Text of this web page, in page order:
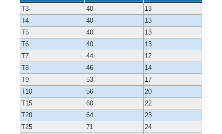
T3 40
13
T4
40
13
T5
40
13
T6
40
13
T7
44
12
T8
46
14
T9
53
17
T10
56
20
T15
60
22
T20
64
23
T25
71
24